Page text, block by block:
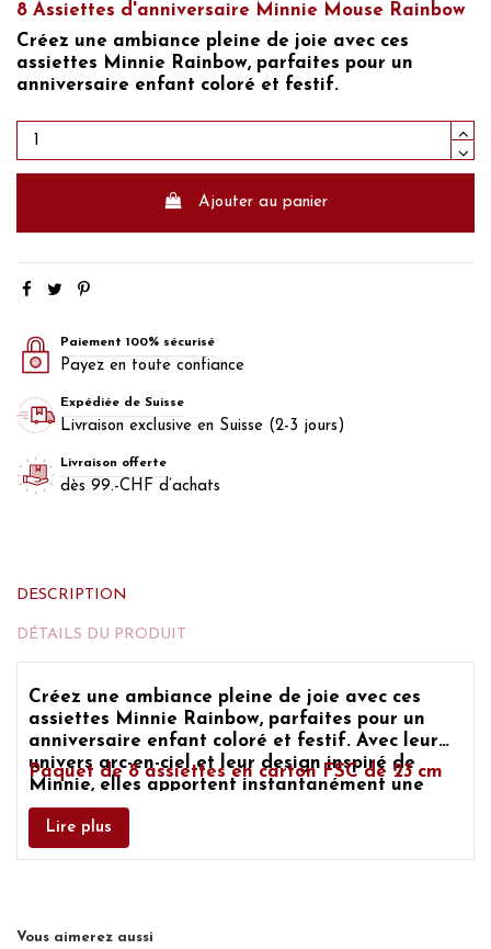
8 Assiettes d'anniversaire Minnie Mouse Rainbow
Créez une ambiance pleine de joie avec ces
assiettes Minnie Rainbow, parfaites pour un
anniversaire enfant coloré et festif.
Ajouter au panier
Paiement 100% sécurisé
Payez en toute confiance
Expédiée de Suisse
Livraison exclusive en Suisse (2-3 jours)
Livraison offerte
dès 99.-CHF d’achats
DESCRIPTION
DÉTAILS DU PRODUIT
Créez une ambiance pleine de joie avec ces
assiettes Minnie Rainbow, parfaites pour un
anniversaire enfant coloré et festif. Avec leur
univers arc-en-ciel et leur design inspiré de
Minnie, elles apportent instantanément une
touche pétillante à votre décoration de table.
Idéales pour le goûter d’anniversaire, elles
séduiront tous les enfants et sublimeront votre
Paquet de 8 assiettes en carton FSC de 23 cm
Lire plus
Vous aimerez aussi